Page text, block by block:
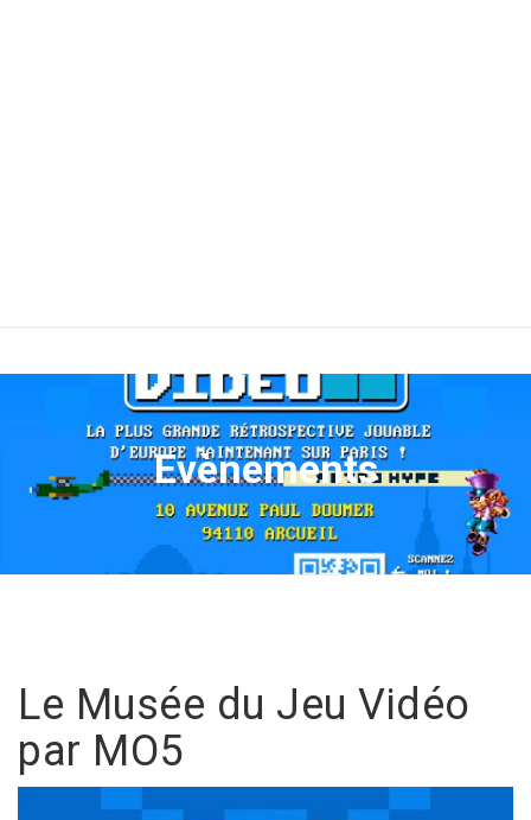
Evènements
Le Musée du Jeu Vidéo
par MO5